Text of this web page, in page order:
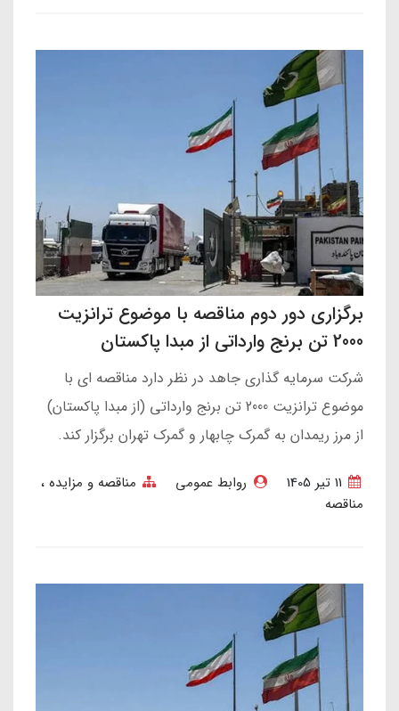
برگزاری دور دوم مناقصه با موضوع ترانزیت
2000 تن برنج وارداتی از مبدا پاکستان
شرکت سرمایه گذاری جاهد در نظر دارد مناقصه ای با
موضوع ترانزیت 2000 تن برنج وارداتی (از مبدا پاکستان)
از مرز ریمدان به گمرک چابهار و گمرک تهران برگزار کند.
روابط عمومی
مناقصه و مزایده
مناقصه